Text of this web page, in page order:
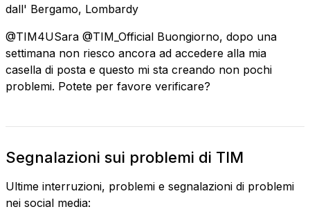
dall' Bergamo, Lombardy
@TIM4USara @TIM_Official Buongiorno, dopo una
settimana non riesco ancora ad accedere alla mia
casella di posta e questo mi sta creando non pochi
problemi. Potete per favore verificare?
Segnalazioni sui problemi di TIM
Ultime interruzioni, problemi e segnalazioni di problemi
nei social media: